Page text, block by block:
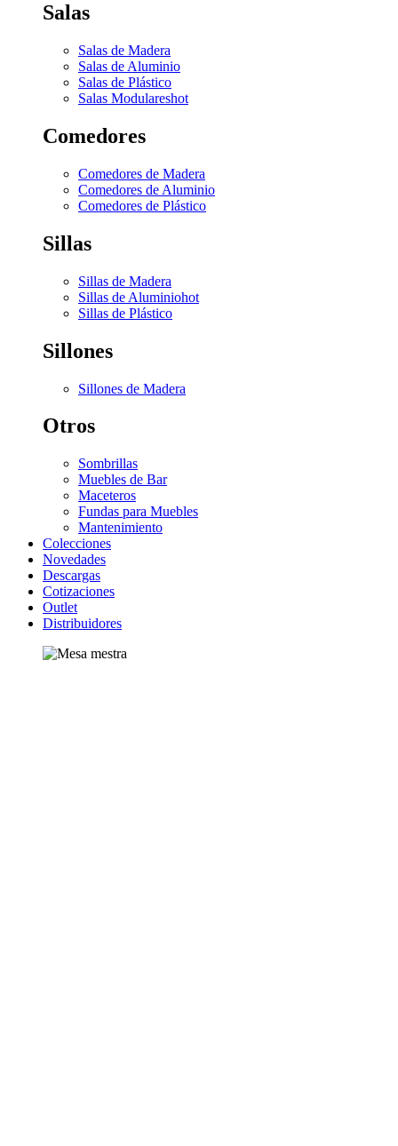
Salas
Salas de Madera
Salas de Aluminio
Salas de Plástico
Salas Modulareshot
Comedores
Comedores de Madera
Comedores de Aluminio
Comedores de Plástico
Sillas
Sillas de Madera
Sillas de Aluminiohot
Sillas de Plástico
Sillones
Sillones de Madera
Otros
Sombrillas
Muebles de Bar
Maceteros
Fundas para Muebles
Mantenimiento
Colecciones
Novedades
Descargas
Cotizaciones
Outlet
Distribuidores